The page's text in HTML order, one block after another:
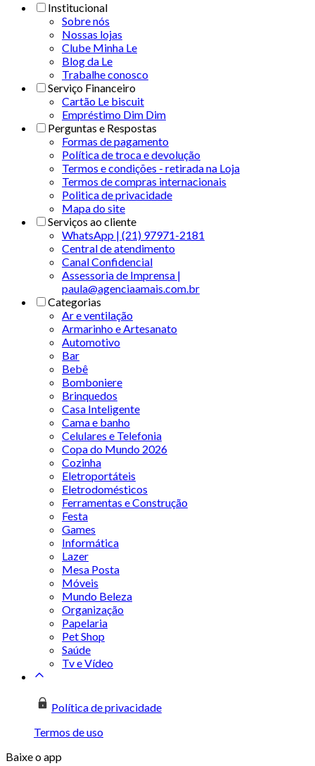
Institucional
Sobre nós
Nossas lojas
Clube Minha Le
Blog da Le
Trabalhe conosco
Serviço Financeiro
Cartão Le biscuit
Empréstimo Dim Dim
Perguntas e Respostas
Formas de pagamento
Política de troca e devolução
Termos e condições - retirada na Loja
Termos de compras internacionais
Politica de privacidade
Mapa do site
Serviços ao cliente
WhatsApp | (21) 97971-2181
Central de atendimento
Canal Confidencial
Assessoria de Imprensa |
paula@agenciaamais.com.br
Categorias
Ar e ventilação
Armarinho e Artesanato
Automotivo
Bar
Bebê
Bomboniere
Brinquedos
Casa Inteligente
Cama e banho
Celulares e Telefonia
Copa do Mundo 2026
Cozinha
Eletroportáteis
Eletrodomésticos
Ferramentas e Construção
Festa
Games
Informática
Lazer
Mesa Posta
Móveis
Mundo Beleza
Organização
Papelaria
Pet Shop
Saúde
Tv e Vídeo
Política de privacidade
Termos de uso
Baixe o app